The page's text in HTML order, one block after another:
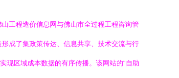
工程造价信息网与佛山市全过程工程咨询管
成了集政策传达、信息共享、技术交流与行
现区域成本数据的有序传播。该网站的“自助